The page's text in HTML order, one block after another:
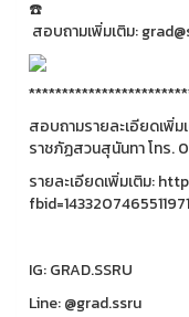
สอบถามเพิ่มเติม:
สอบถามรายละเอียดเพิ่
ราชภัฏสวนสุนันทา โทร.
รายละเอียดเพิ่มเติม:
IG: GRAD.SSRU
Line: @grad.ssru